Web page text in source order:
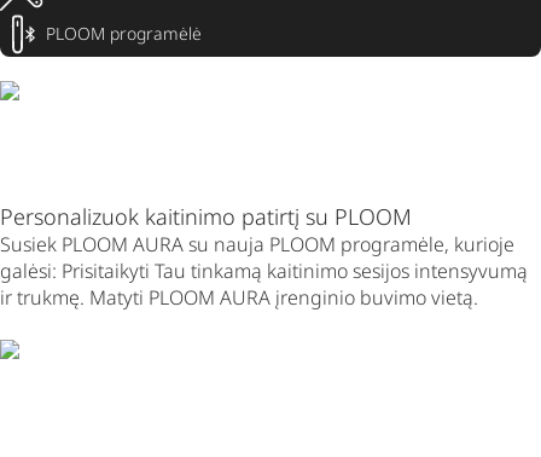
PLOOM programėlė
Personalizuok kaitinimo patirtį su PLOOM
Susiek PLOOM AURA su nauja PLOOM programėle, kurioje
galėsi: Prisitaikyti Tau tinkamą kaitinimo sesijos intensyvumą
ir trukmę. Matyti PLOOM AURA įrenginio buvimo vietą.